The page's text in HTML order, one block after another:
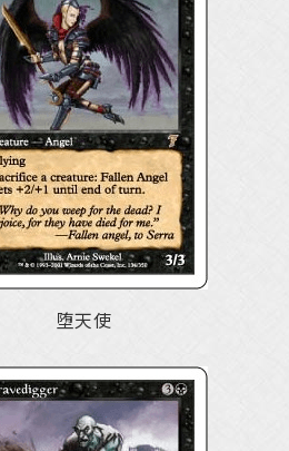
堕天使